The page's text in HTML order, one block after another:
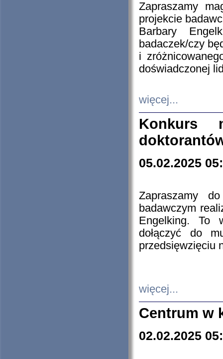
Zapraszamy
projekcie
Barbary
badaczek/czy
i
doświadczonej
więcej...
Konkurs
05.02.2025
Zapraszamy
badawczym
Engelking. To
dołączyć do
przedsięwzięciu
więcej...
Centrum w
02.02.2025